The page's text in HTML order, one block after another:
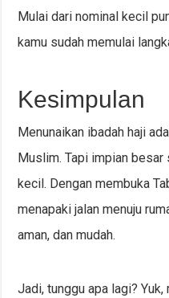
Mulai dari nominal kecil
kamu sudah memulai
Kesimpulan
Menunaikan ibadah haji
Muslim. Tapi impian
kecil. Dengan membuka
menapaki jalan menuju
aman, dan mudah.
Jadi, tunggu apa lagi?